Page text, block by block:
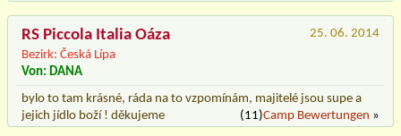
RS Piccola Italia Oáza
Bezirk: Česká Lípa
25. 06. 2014
Von: DANA
bylo to tam krásné, ráda na to vzpomínám, majitelé jsou supe a
jejich jídlo boží ! děkujeme
(11)Camp Bewertungen »